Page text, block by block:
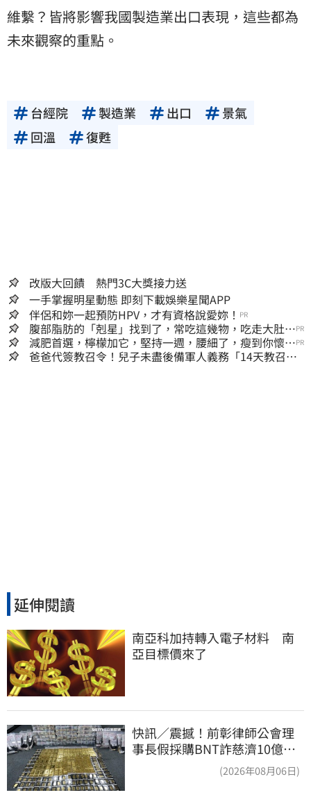
維繫？皆將影響我國製造業出口表現，這些都為
未來觀察的重點。
台經院 製造業 出口
景氣
回溫
復甦
改版大回饋 熱門3C大獎接力送
一手掌握明星動態 即刻下載娛樂星聞APP
伴侶和妳一起預防HPV，才有資格說愛妳！ PR
腹部脂肪的「剋星」找到了，常吃這幾物，吃走大肚
囊，瘦出小蠻腰
PR
減肥首選，檸檬加它，堅持一週，腰細了，瘦到你懷疑
人生
PR
爸爸代簽教召令！兒子未盡後備軍人義務「14天教召不
延伸閱讀
南亞科加持轉入電子材料　南
亞目標價來了
快訊／震撼！前彰律師公會理
事長假採購BNT詐慈濟10億、
洗錢囤232kg黃金(2026年08月06日)